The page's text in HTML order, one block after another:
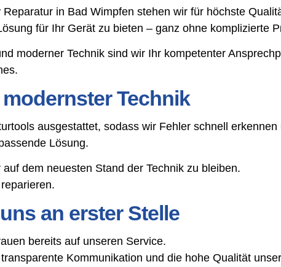
in Bad Wimpfen stehen wir für höchste
für Ihr Gerät zu bieten – ganz ohne komplizierte
moderner Technik sind wir Ihr kompetenter
Technik
ausgestattet, sodass wir Fehler schnell
Lösung.
dem neuesten Stand der Technik zu bleiben.
an erster Stelle
bereits auf unseren Service.
Kommunikation und die hohe Qualität